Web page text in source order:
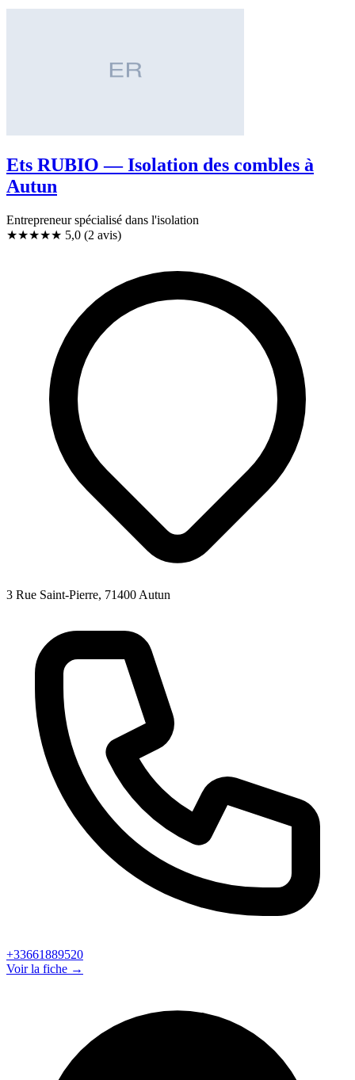
Ets RUBIO — Isolation des combles à
Autun
Entrepreneur spécialisé dans l'isolation
★★★★★ 5,0 (2 avis)
3 Rue Saint-Pierre, 71400 Autun
+33661889520
Voir la fiche →